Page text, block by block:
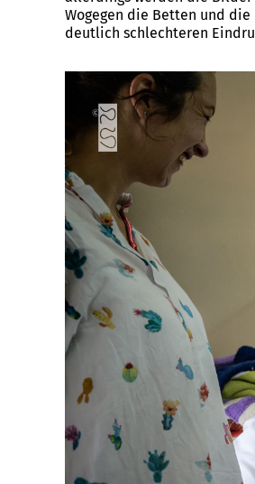
Wogegen die Betten und
deutlich schlechteren